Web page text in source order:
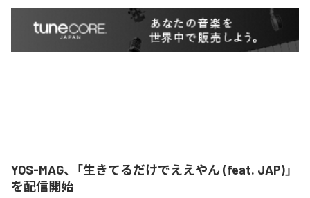
YOS-MAG、「生きてるだけでええやん (feat. JAP)」
を配信開始